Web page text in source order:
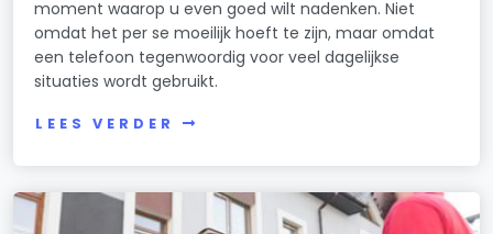
moment waarop u even goed wilt nadenken. Niet
omdat het per se moeilijk hoeft te zijn, maar omdat
een telefoon tegenwoordig voor veel dagelijkse
situaties wordt gebruikt.
LEES VERDER